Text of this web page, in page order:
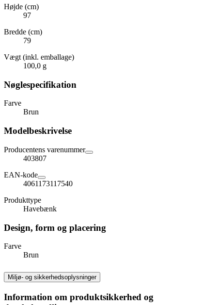
Højde (cm)
97
Bredde (cm)
79
Vægt (inkl. emballage)
100,0 g
Nøglespecifikation
Farve
Brun
Modelbeskrivelse
Producentens varenummer
403807
EAN-kode
4061173117540
Produkttype
Havebænk
Design, form og placering
Farve
Brun
Miljø- og sikkerhedsoplysninger
Information om produktsikkerhed og